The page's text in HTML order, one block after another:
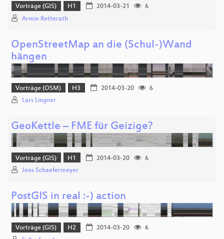
Vorträge (GIS) H1 2014-03-21
6
Armin Retterath
OpenStreetMap an die (Schul-)Wand
hängen
Vorträge (OSM) H3 2014-03-20
6
Lars Lingner
GeoKettle – FME für Geizige?
Vorträge (GIS) H1 2014-03-20
6
Jens Schaefermeyer
PostGIS in real :-) action
Vorträge (GIS) H2 2014-03-20
6